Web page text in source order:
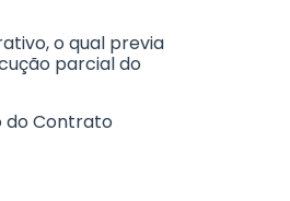
o qual previa
parcial do
do Contrato